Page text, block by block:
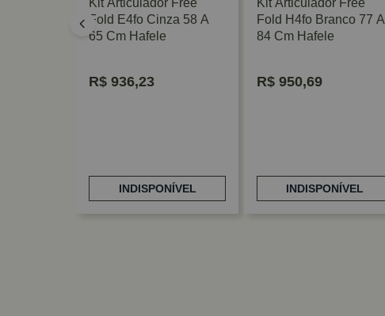
Fold E4fo Cinza 58 A
65 Cm Hafele
R$ 936,23
INDISPONÍVEL
Fold H4fo Branco 77 A
84 Cm Hafele
R$950,69
INDISPONÍVEL